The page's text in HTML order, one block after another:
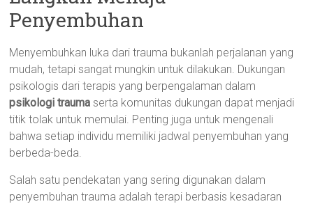
Penyembuhan
Menyembuhkan luka dari trauma bukanlah perjalanan yang
mudah, tetapi sangat mungkin untuk dilakukan. Dukungan
psikologis dari terapis yang berpengalaman dalam
psikologi trauma serta komunitas dukungan dapat menjadi
titik tolak untuk memulai. Penting juga untuk mengenali
bahwa setiap individu memiliki jadwal penyembuhan yang
berbeda-beda.
Salah satu pendekatan yang sering digunakan dalam
penyembuhan trauma adalah terapi berbasis kesadaran